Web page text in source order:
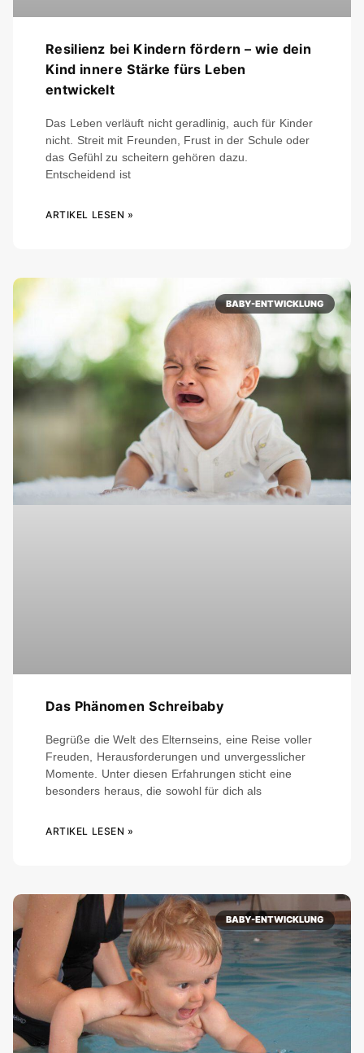
Resilienz bei Kindern fördern – wie dein
Kind innere Stärke fürs Leben
entwickelt
Das Leben verläuft nicht geradlinig, auch für Kinder
nicht. Streit mit Freunden, Frust in der Schule oder
das Gefühl zu scheitern gehören dazu.
Entscheidend ist
ARTIKEL LESEN »
BABY-ENTWICKLUNG
Das Phänomen Schreibaby
Begrüße die Welt des Elternseins, eine Reise voller
Freuden, Herausforderungen und unvergesslicher
Momente. Unter diesen Erfahrungen sticht eine
besonders heraus, die sowohl für dich als
ARTIKEL LESEN »
BABY-ENTWICKLUNG